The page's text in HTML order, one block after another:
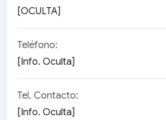
[OCULTA]
Teléfono:
[Info. Oculta]
Tel. Contacto:
[Info. Oculta]